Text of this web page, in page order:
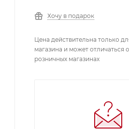
Хочу в подарок
Цена действительна только
магазина и может отличаться
розничных магазинах